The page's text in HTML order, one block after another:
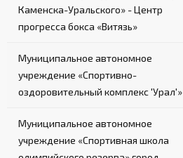
Каменска-Уральского» - Центр
прогресса бокса «Витязь»
Муниципальное автономное
учреждение «Спортивно-
оздоровительный комплекс 'Урал'»
Муниципальное автономное
учреждение «Спортивная школа